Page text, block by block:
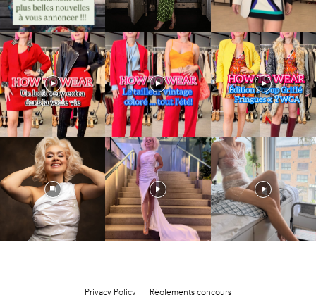
Privacy Policy Règlements concours